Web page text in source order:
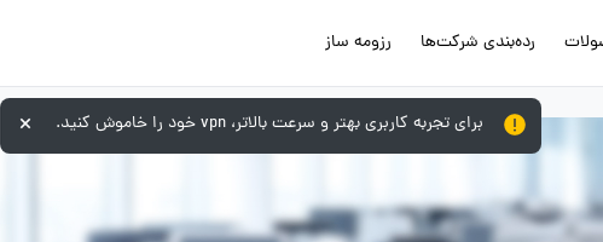
رده‌بندی شرکت‌ها رزومه ساز
برای تجربه کاربری بهتر و سرعت بالاتر، vpn خود را خاموش کنید.